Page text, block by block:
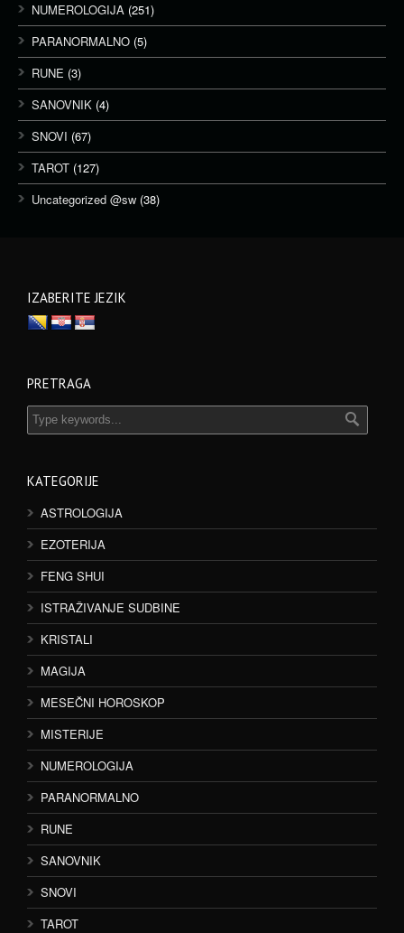
NUMEROLOGIJA (251)
PARANORMALNO (5)
RUNE (3)
SANOVNIK (4)
SNOVI (67)
TAROT (127)
Uncategorized @sw (38)
IZABERITE JEZIK
PRETRAGA
KATEGORIJE
ASTROLOGIJA
EZOTERIJA
FENG SHUI
ISTRAŽIVANJE SUDBINE
KRISTALI
MAGIJA
MESEČNI HOROSKOP
MISTERIJE
NUMEROLOGIJA
PARANORMALNO
RUNE
SANOVNIK
SNOVI
TAROT